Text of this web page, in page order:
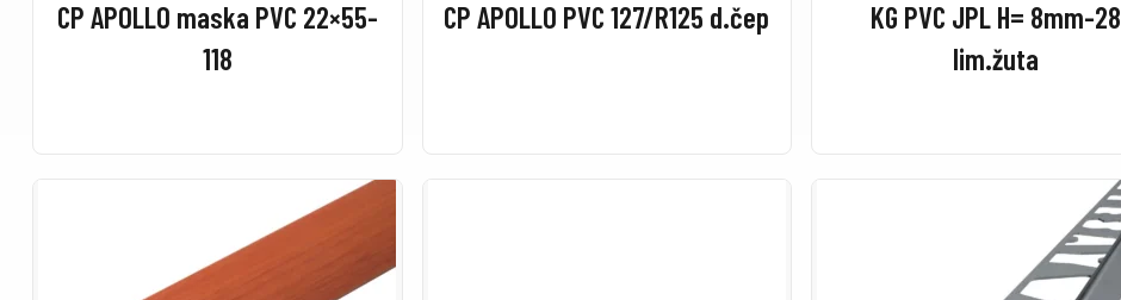
CP APOLLO maska PVC 22×55-
118
CP APOLLO PVC 127/R125 d.čep
KG PVC JPL H= 8mm-28
lim.žuta